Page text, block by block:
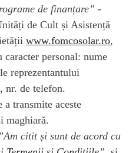
de finanțare” -
de Cult și Asistență
www.fomcosolar.ro,
caracter personal: nume
reprezentantului
nr. de telefon.
transmite aceste
maghiară.
citit și sunt de acord cu